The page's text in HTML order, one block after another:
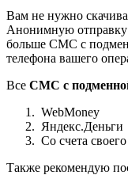
Вам не нужно
Анонимную
больше СМС с
телефона вашего
Все СМС с
WebMoney
Яндекс.Деньги
Со счета
Также рекомендую